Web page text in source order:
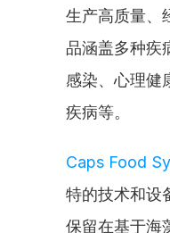
生产高质量、
品涵盖多种疾
感染、心理健
疾病等。
Caps Food
特的技术和设
保留在基于海